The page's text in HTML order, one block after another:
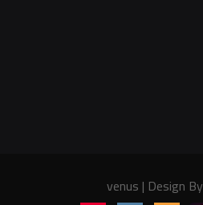
venus | Design By